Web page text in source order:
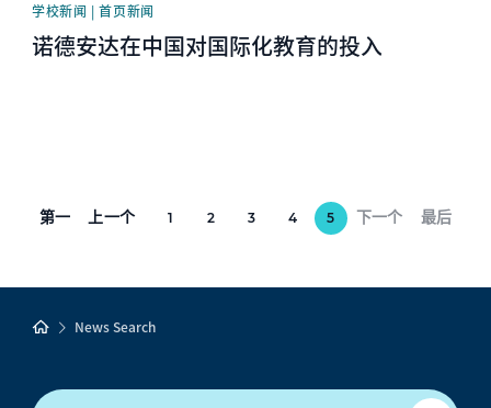
学校新闻 | 首页新闻
诺德安达在中国对国际化教育的投入
第一 上一个 1 2 3 4 5 下一个 最后
News Search